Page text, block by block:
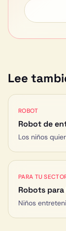
Lee
ROBOT
Robot de
Los niños
PARA TU
Robots para
Niños